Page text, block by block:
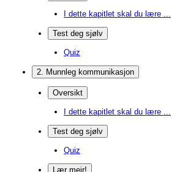
I dette kapitlet skal du lære ...
Test deg sjølv
Quiz
2. Munnleg kommunikasjon
Oversikt
I dette kapitlet skal du lære ...
Test deg sjølv
Quiz
Lær meir!